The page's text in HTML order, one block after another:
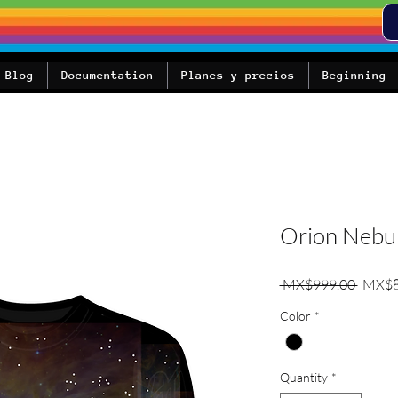
Beginning
Planes y precios
Documentation
Blog
Orion
MX$999.00
Color *
Quantity *